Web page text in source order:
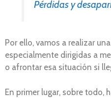
Pérdidas y
Por ello, vamos a realizar
especialmente dirigidas a
o afrontar esa situación si
En primer lugar, sobre todo,